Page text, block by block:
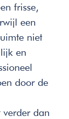
frisse,
een
niet
en
door de
dan